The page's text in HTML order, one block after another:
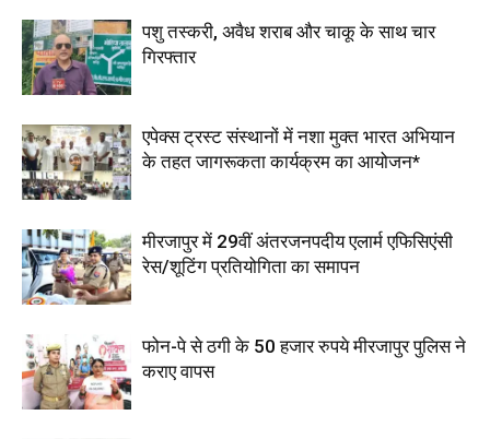
पशु तस्करी, अवैध शराब और चाकू के साथ चार
गिरफ्तार
एपेक्स ट्रस्ट संस्थानों में नशा मुक्त भारत अभियान
के तहत जागरूकता कार्यक्रम का आयोजन*
मीरजापुर में 29वीं अंतरजनपदीय एलार्म एफिसिएंसी
रेस/शूटिंग प्रतियोगिता का समापन
फोन-पे से ठगी के 50 हजार रुपये मीरजापुर पुलिस ने
कराए वापस